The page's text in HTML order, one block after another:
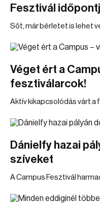
Fesztivál
Sőt, már bérletet is lehet
Véget ért a
fesztiválarcok!
Aktív kikapcsolódás várt
Dánielfy hazai
szíveket
A Campus Fesztivál